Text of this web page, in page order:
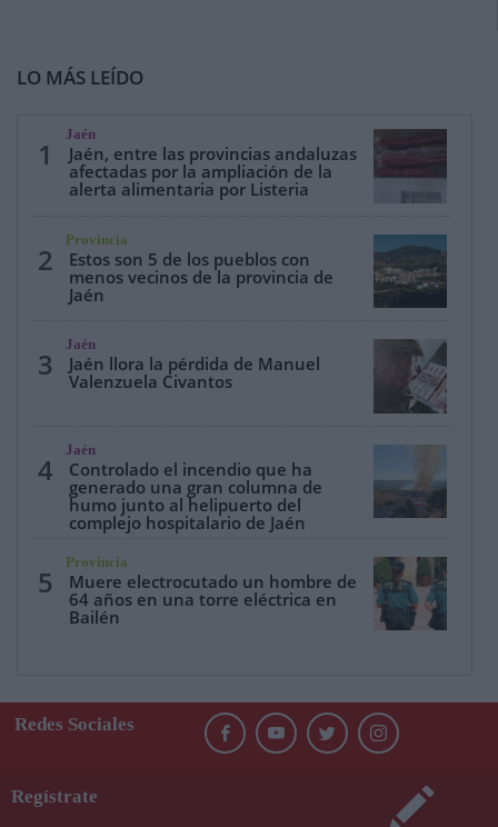
LO MÁS LEÍDO
1
Jaén
Jaén, entre las provincias andaluzas
afectadas por la ampliación de la
alerta alimentaria por Listeria
2
Provincia
Estos son 5 de los pueblos con
menos vecinos de la provincia de
Jaén
3
Jaén
Jaén llora la pérdida de Manuel
Valenzuela Civantos
4
Jaén
Controlado el incendio que ha
generado una gran columna de
humo junto al helipuerto del
complejo hospitalario de Jaén
5
Provincia
Muere electrocutado un hombre de
64 años en una torre eléctrica en
Bailén
Redes Sociales
Regístrate